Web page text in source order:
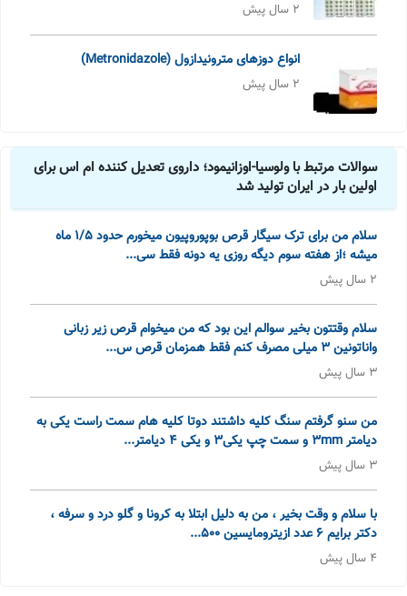
2 سال پیش
انواع دوزهای مترونیدازول (Metronidazole)
2 سال پیش
سوالات مرتبط با ولوسیا-اوزانیمود؛ داروی تعدیل کننده ام اس برای
اولین بار در ایران تولید شد
سلام من برای ترک سیگار قرص بوپوروپیون میخورم حدود ۱/۵ ماه
میشه ؛از هفته سوم دیگه روزی یه دونه فقط سی...
2 سال پیش
سلام وقتتون بخیر سوالم این بود که من میخوام قرص زیر زبانی
واناتونین 3 میلی مصرف کنم فقط همزمان قرص س...
3 سال پیش
من سنو گرفتم سنگ کلیه داشتند دوتا کلیه هام سمت راست یکی به
دیامتر 3mm و سمت چپ یکی3 و یکی 4 دیامتر...
3 سال پیش
با سلام و وقت بخیر ، من به دلیل ابتلا به کرونا و گلو درد و سرفه ،
دکتر برایم 6 عدد ازیترومایسین 500...
4 سال پیش